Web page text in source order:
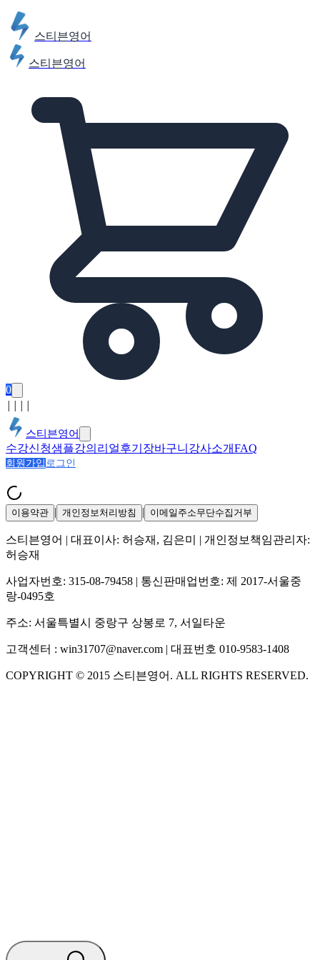
스티븐영어
스티븐영어
0
스티븐영어
수강신청샘플강의 리얼후기 장바구니 강사소개FAQ
회원가입 로그인
이용약관 | 개인정보처리방침 | 이메일주소무단수집거부
스티븐영어 | 대표이사: 허승재, 김은미
| 개인정보책임관리자:
허승재
사업자번호: 315-08-79458 | 통신판매업번호: 제 2017-서울중
랑-0495호
주소: 서울특별시 중랑구 상봉로 7, 서일타운
고객센터 : win31707@naver.com | 대표번호 010-9583-1408
COPYRIGHT © 2015 스티븐영어 . ALL RIGHTS RESERVED.